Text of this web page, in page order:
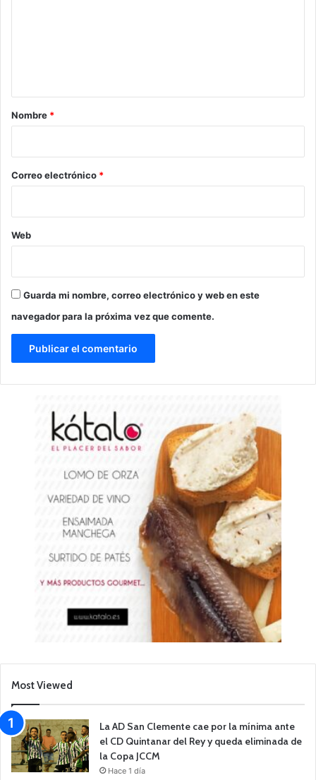
r
*
Nombre *
Correo electrónico *
Web
Guarda mi nombre, correo electrónico y web en este
navegador para la próxima vez que comente.
Most Viewed
La AD San Clemente cae por la mínima ante
el CD Quintanar del Rey y queda eliminada de
la Copa JCCM
Hace 1 día